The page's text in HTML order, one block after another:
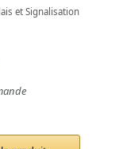
et Signalisation